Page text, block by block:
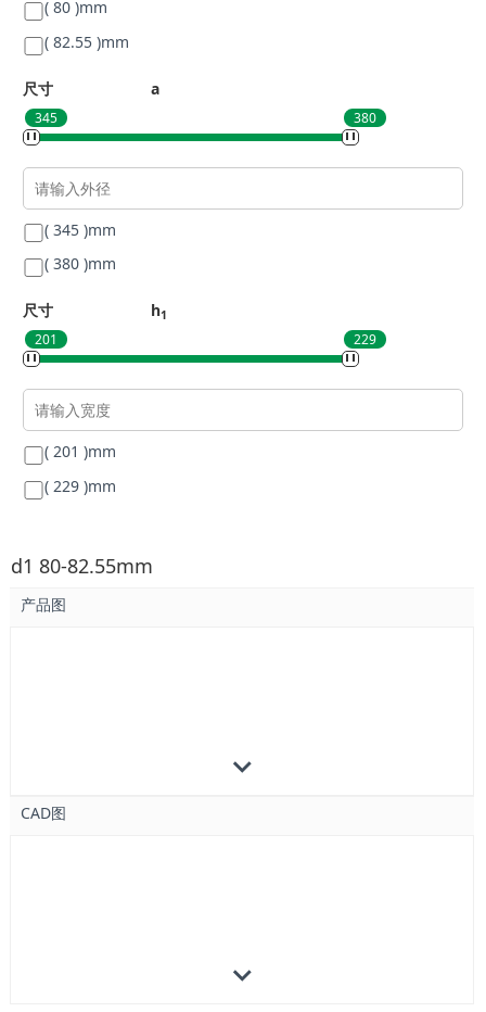
( 80 )mm
( 82.55 )mm
尺寸 a
345 380
( 345 )mm
( 380 )mm
尺寸 h1
201 229
( 201 )mm
( 229 )mm
d1 80-82.55mm
产品图
CAD图